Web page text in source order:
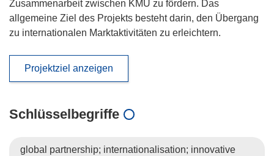
Zusammenarbeit zwischen KMU zu fördern. Das
allgemeine Ziel des Projekts besteht darin, den Übergang
zu internationalen Marktaktivitäten zu erleichtern.
Projektziel anzeigen
Schlüsselbegriffe
global partnership; internationalisation; innovative